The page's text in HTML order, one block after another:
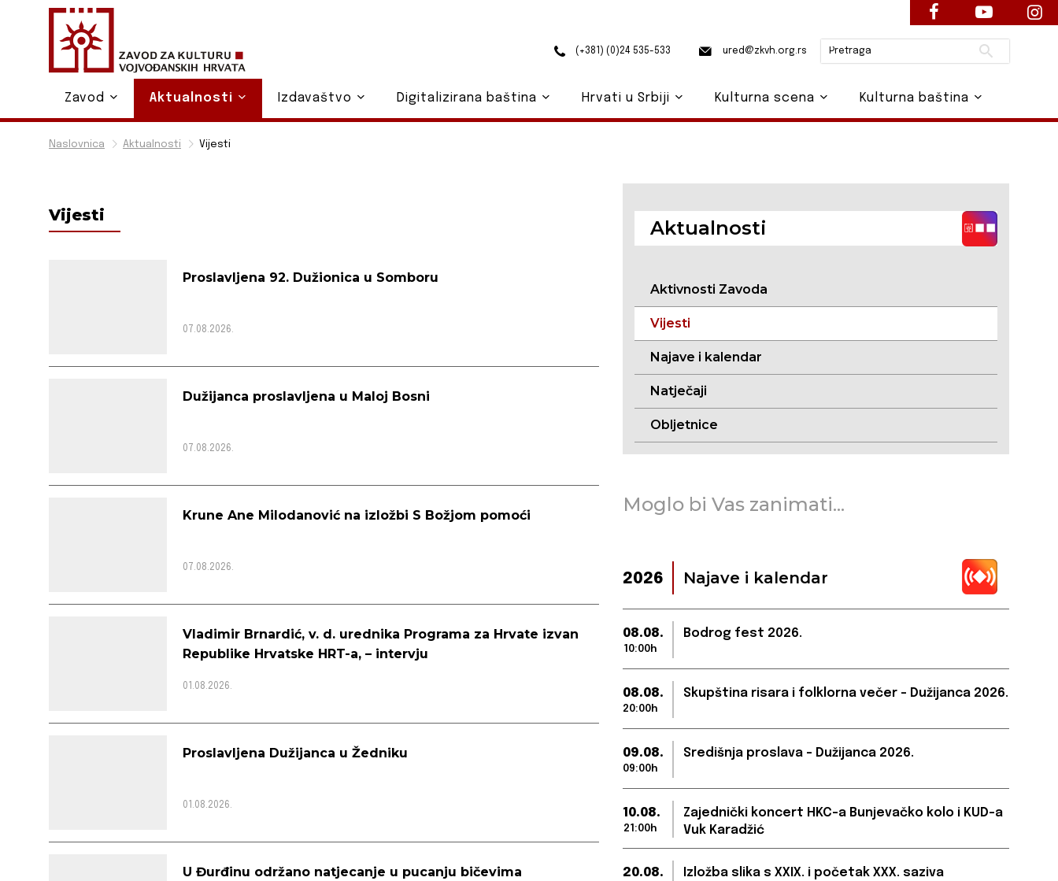
Naslovnica Aktualnosti Vijesti
Vijesti
Proslavljena 92. Dužionica u Somboru
07.08.2026.
Dužijanca proslavljena u Maloj Bosni
07.08.2026.
Krune Ane Milodanović na izložbi S Božjom pomoći
07.08.2026.
Vladimir Brnardić, v. d. urednika Programa za Hrvate izvan
Republike Hrvatske HRT-a, – intervju
01.08.2026.
Proslavljena Dužijanca u Žedniku
01.08.2026.
U Đurđinu održano natjecanje u pucanju bičevima
Aktualnosti
Aktivnosti Zavoda
Vijesti
Najave i kalendar
Natječaji
Obljetnice
Moglo bi Vas zanimati...
2026 Najave i kalendar
08.08.
10:00h
Bodrog fest 2026.
08.08.
20:00h
Skupština risara i folklorna večer – Dužijanca 2026.
09.08.
09:00h
Središnja proslava – Dužijanca 2026.
10.08.
21:00h
Zajednički koncert HKC-a Bunjevačko kolo i KUD-a
Vuk Karadžić
20.08.
Izložba slika s XXIX. i početak XXX. saziva
(+381) (0)24 535-533 ured@zkvh.org.rs Pretraži
Zavod Aktualnosti Izdavaštvo Digitalizirana baština Hrvati u Srbiji Kulturna scena Kulturna baština